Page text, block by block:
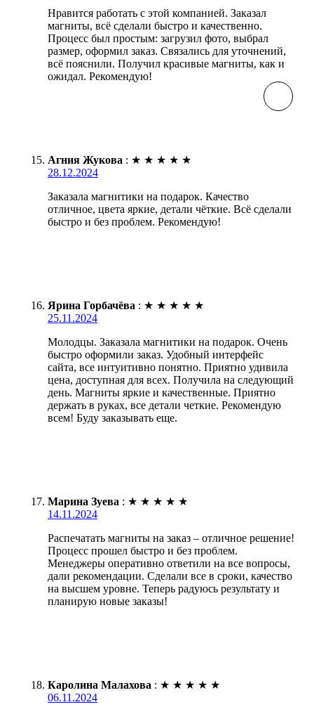
Нравится работать с этой компанией. Заказал
магниты, всё сделали быстро и качественно.
Процесс был простым: загрузил фото, выбрал
размер, оформил заказ. Связались для уточнений,
всё пояснили. Получил красивые магниты, как и
ожидал. Рекомендую!
Агния Жукова : ★ ★ ★ ★ ★
28.12.2024
Заказала магнитики на подарок. Качество
отличное, цвета яркие, детали чёткие. Всё сделали
быстро и без проблем. Рекомендую!
Ярина Горбачёва : ★ ★ ★ ★ ★
25.11.2024
Молодцы. Заказала магнитики на подарок. Очень
быстро оформили заказ. Удобный интерфейс
сайта, все интуитивно понятно. Приятно удивила
цена, доступная для всех. Получила на следующий
день. Магниты яркие и качественные. Приятно
держать в руках, все детали четкие. Рекомендую
всем! Буду заказывать еще.
Марина Зуева : ★ ★ ★ ★ ★
14.11.2024
Распечатать магниты на заказ – отличное решение!
Процесс прошел быстро и без проблем.
Менеджеры оперативно ответили на все вопросы,
дали рекомендации. Сделали все в сроки, качество
на высшем уровне. Теперь радуюсь результату и
планирую новые заказы!
Каролина Малахова : ★ ★ ★ ★ ★
06.11.2024